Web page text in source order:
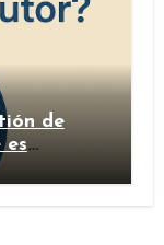
de
es